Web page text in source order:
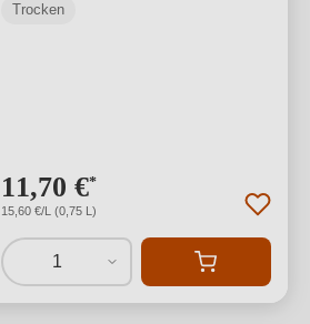
Trocken
11,70 €*
15,60 €/L (0,75 L)
1